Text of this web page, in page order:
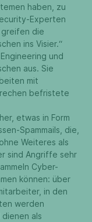
haben, zu
Experten
greifen die
ins Visier.“
und
aus. Sie
mit
befristete
etwas in Form
Spammails, die,
Weiteres als
sind Angriffe sehr
Cyber-
können: über
in den
werden
als